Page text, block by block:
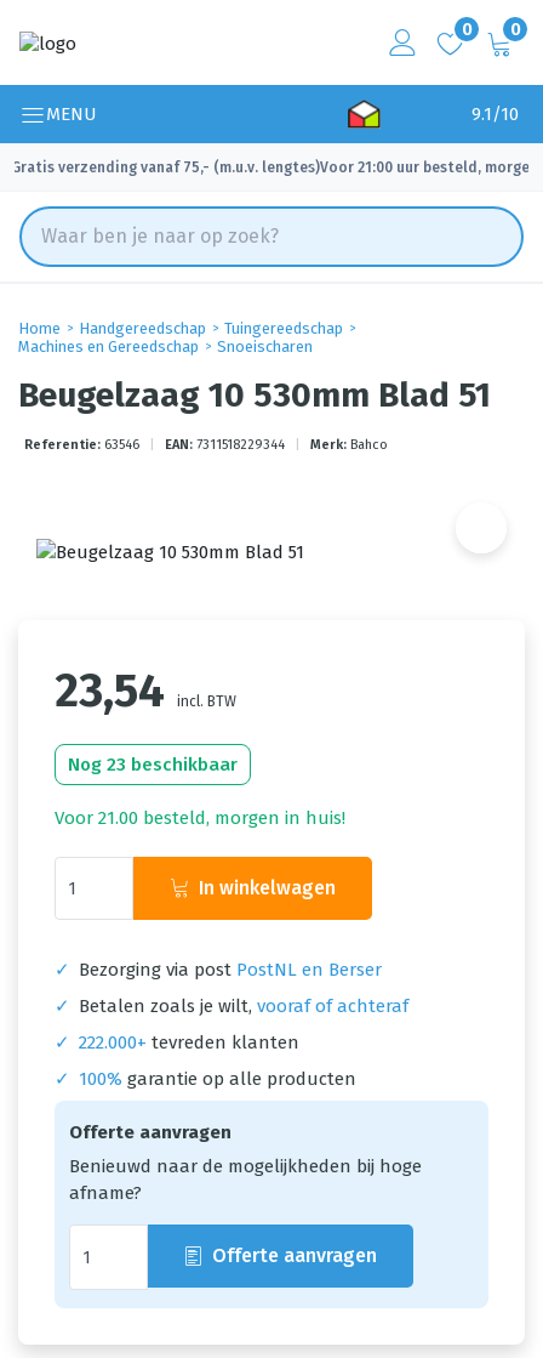
0 0
MENU 9.1/10
Gratis verzending vanaf 75,- (m.u.v. lengtes)
✓ Voor 21:00 uur besteld, morgen
Home Handgereedschap
Tuingereedschap
Machines en Gereedschap
Snoeischaren
Beugelzaag 10 530mm Blad 51
Referentie: 63546 EAN: 7311518229344 Merk: Bahco
23,54 incl. BTW
Nog 23 beschikbaar
Voor 21.00 besteld, morgen in huis!
In winkelwagen
✓ Bezorging via post PostNL en Berser
✓
Betalen zoals je wilt, vooraf of achteraf
✓ 222.000+ tevreden klanten
✓
100% garantie op alle producten
Offerte aanvragen
Benieuwd naar de mogelijkheden bij hoge
afname?
Offerte aanvragen